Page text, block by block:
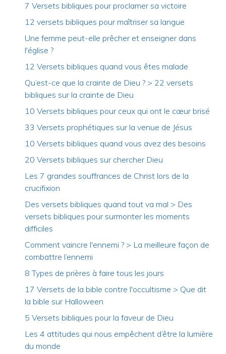
7 Versets bibliques pour proclamer sa victoire
12 versets bibliques pour maîtriser sa langue
Une femme peut-elle prêcher et enseigner dans
l'église ?
12 Versets bibliques quand vous êtes malade
Qu’est-ce que la crainte de Dieu ? > 22 versets
bibliques sur la crainte de Dieu
10 Versets bibliques pour ceux qui ont le cœur brisé
33 Versets prophétiques sur la venue de Jésus
10 Versets bibliques quand vous avez des besoins
20 Versets bibliques sur chercher Dieu
Les 7 grandes souffrances de Christ lors de la
crucifixion
Des versets bibliques quand tout va mal > Des
versets bibliques pour surmonter les moments
difficiles
Comment vaincre l'ennemi ? > La meilleure façon de
combattre l’ennemi
8 Types de prières à faire tous les jours
17 Versets de la bible contre l'occultisme > Que dit
la bible sur Halloween
5 Versets bibliques pour la faveur de Dieu
Les 4 attitudes qui nous empêchent d’être la lumière
du monde